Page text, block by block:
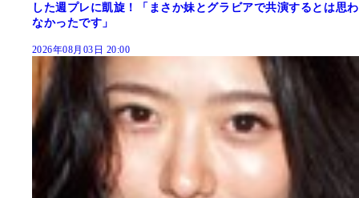
した週プレに凱旋！「まさか妹とグラビアで共演するとは思わ
なかったです」
2026年08月03日 20:00